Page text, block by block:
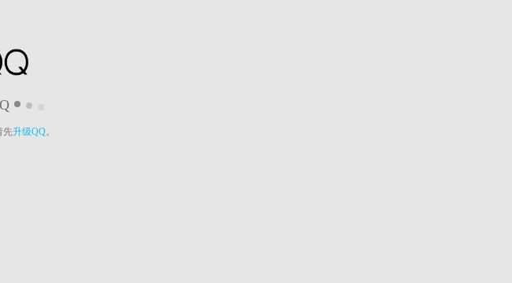
先升级QQ。